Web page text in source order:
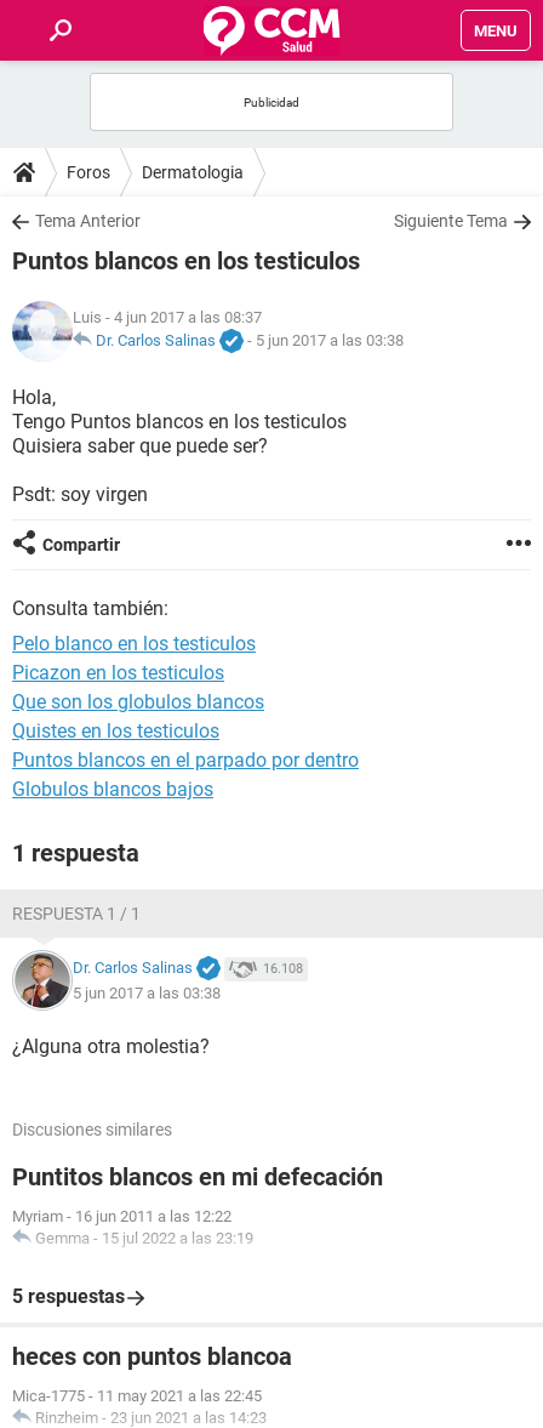
MENU
FOROS
SALUD
NUTRICIÓN
BIENESTAR
GLOSARIO
Foros Dermatologia
Tema Anterior Siguiente Tema
Puntos blancos en los testiculos
Luis - 4 jun 2017 a las 08:37
Dr. Carlos Salinas
- 5 jun 2017 a las 03:38
Hola,
Tengo Puntos blancos en los testiculos
Quisiera saber que puede ser?
Psdt: soy virgen
Compartir
Consulta también:
Pelo blanco en los testiculos
Picazon en los testiculos
Que son los globulos blancos
Quistes en los testiculos
Puntos blancos en el parpado por dentro
Globulos blancos bajos
1 respuesta
RESPUESTA 1 / 1
Dr. Carlos Salinas 16.108
5 jun 2017 a las 03:38
¿Alguna otra molestia?
Discusiones similares
Puntitos blancos en mi defecación
Myriam - 16 jun 2011 a las 12:22
Gemma - 15 jul 2022 a las 23:19
5 respuestas
heces con puntos blancoa
Mica-1775 - 11 may 2021 a las 22:45
Rinzheim - 23 jun 2021 a las 14:23